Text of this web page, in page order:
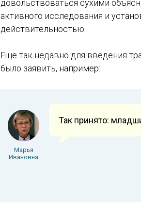
довольствоваться сухими
активного исследования и
действительностью.
Еще так недавно для введения
было заявить, например:
Так принято:
Марья
Ивановна